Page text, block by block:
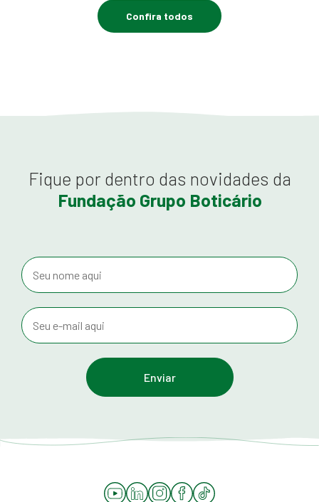
Confira todos
Fique por dentro das novidades da
Fundação Grupo Boticário
YouTube
LinkedInInstagramFacebook
Tiktok